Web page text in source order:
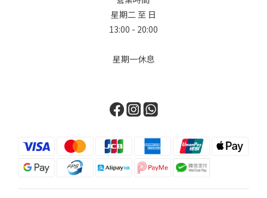
星期二 至 日
13:00 - 20:00
星期一休息